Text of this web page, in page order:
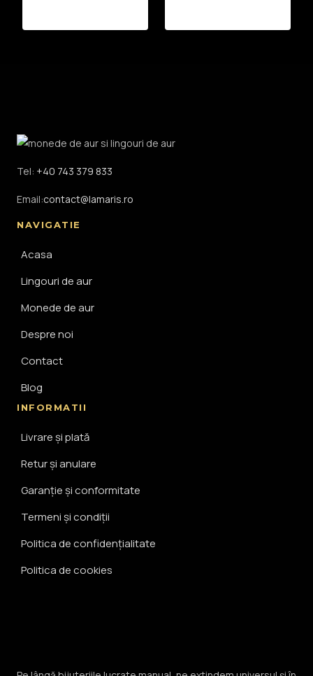
Tel: +40 743 379 833
Email:contact@lamaris.ro
NAVIGATIE
Acasa
Lingouri de aur
Monede de aur
Despre noi
Contact
Blog
INFORMATII
Livrare și plată
Retur și anulare
Garanție și conformitate
Termeni și condiții
Politica de confidențialitate
Politica de cookies